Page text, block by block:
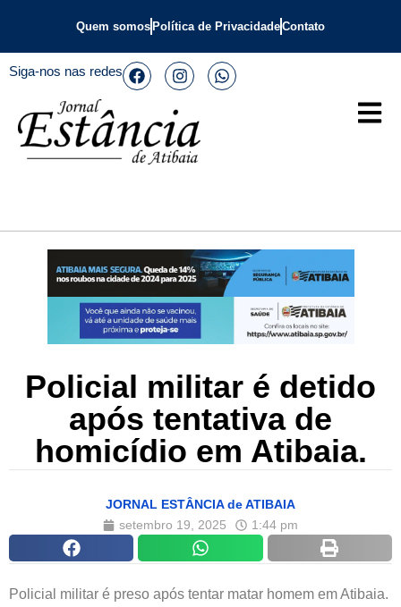
Quem somos Política de PrivacidadeContato
Siga-nos nas redes
Policial militar é detido
após tentativa de
homicídio em Atibaia.
JORNAL ESTÂNCIA de ATIBAIA
setembro 19, 2025
1:44 pm
Policial militar é preso após tentar matar homem em Atibaia.